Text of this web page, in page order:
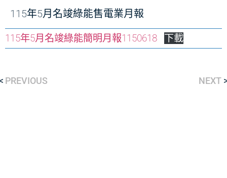
115年5月名竣綠能售電業月報
115年5月名竣綠能簡明月報1150618 下載
NEXT
PREVIOUS